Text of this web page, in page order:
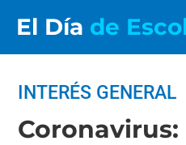
El Día de
INTERÉS GENERAL